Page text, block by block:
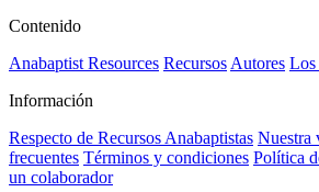
Contenido
Anabaptist Resources Recursos Autores Los
Información
Respecto de Recursos Anabaptistas Nuestra
frecuentes Términos y condiciones Política
un colaborador